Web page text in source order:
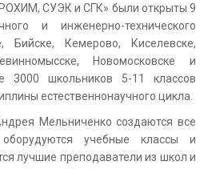
СУЭК и СГК» были открыты 9
и инженерно-технического
Бийске, Кемерово, Киселевске,
Новомосковске и
3000 школьников 5-11 классов
естественнонаучного цикла.
Мельниченко создаются все
учебные классы и
лучшие преподаватели из школ и